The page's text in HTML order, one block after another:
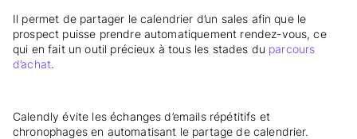
Il permet de partager le calendrier d’un sales afin que le
prospect puisse prendre automatiquement rendez-vous, ce
qui en fait un outil précieux à tous les stades du parcours
d’achat.
Calendly évite les échanges d’emails répétitifs et
chronophages en automatisant le partage de calendrier.